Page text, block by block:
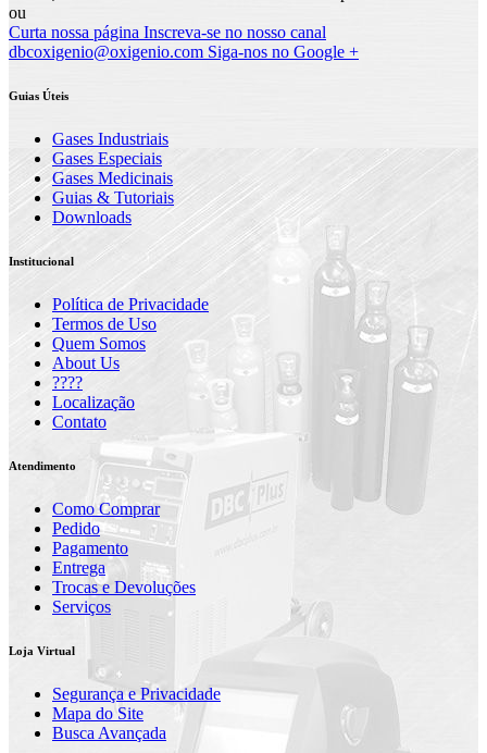
ou
Curta nossa página Inscreva-se no nosso canal
dbcoxigenio@oxigenio.com Siga-nos no Google +
Guias Úteis
Gases Industriais
Gases Especiais
Gases Medicinais
Guias & Tutoriais
Downloads
Institucional
Política de Privacidade
Termos de Uso
Quem Somos
About Us
????
Localização
Contato
Atendimento
Como Comprar
Pedido
Pagamento
Entrega
Trocas e Devoluções
Serviços
Loja Virtual
Segurança e Privacidade
Mapa do Site
Busca Avançada